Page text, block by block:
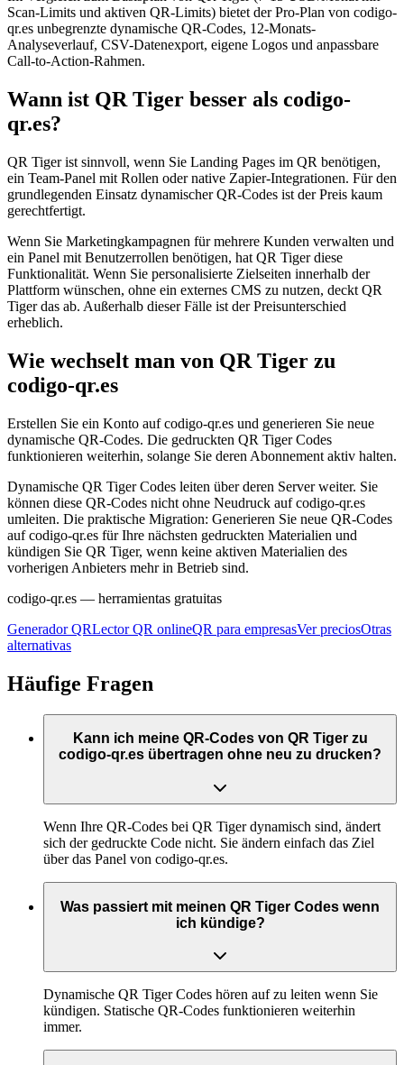
Scan-Limits und aktiven QR-Limits) bietet der Pro-Plan von codigo-
qr.es unbegrenzte dynamische QR-Codes, 12-Monats-
Analyseverlauf, CSV-Datenexport, eigene Logos und anpassbare
Call-to-Action-Rahmen.
Wann ist QR Tiger besser als codigo-
qr.es?
QR Tiger ist sinnvoll, wenn Sie Landing Pages im QR benötigen,
ein Team-Panel mit Rollen oder native Zapier-Integrationen. Für den
grundlegenden Einsatz dynamischer QR-Codes ist der Preis kaum
gerechtfertigt.
Wenn Sie Marketingkampagnen für mehrere Kunden verwalten und
ein Panel mit Benutzerrollen benötigen, hat QR Tiger diese
Funktionalität. Wenn Sie personalisierte Zielseiten innerhalb der
Plattform wünschen, ohne ein externes CMS zu nutzen, deckt QR
Tiger das ab. Außerhalb dieser Fälle ist der Preisunterschied
erheblich.
Wie wechselt man von QR Tiger zu
codigo-qr.es
Erstellen Sie ein Konto auf codigo-qr.es und generieren Sie neue
dynamische QR-Codes. Die gedruckten QR Tiger Codes
funktionieren weiterhin, solange Sie deren Abonnement aktiv halten.
Dynamische QR Tiger Codes leiten über deren Server weiter. Sie
können diese QR-Codes nicht ohne Neudruck auf codigo-qr.es
umleiten. Die praktische Migration: Generieren Sie neue QR-Codes
auf codigo-qr.es für Ihre nächsten gedruckten Materialien und
kündigen Sie QR Tiger, wenn keine aktiven Materialien des
vorherigen Anbieters mehr in Betrieb sind.
codigo-qr.es — herramientas gratuitas
Generador QRLector QR onlineQR para empresasVer preciosOtras
alternativas
Häufige Fragen
Kann ich meine QR-Codes von QR Tiger zu
codigo-qr.es übertragen ohne neu zu drucken?
Wenn Ihre QR-Codes bei QR Tiger dynamisch sind, ändert
sich der gedruckte Code nicht. Sie ändern einfach das Ziel
über das Panel von codigo-qr.es.
Was passiert mit meinen QR Tiger Codes wenn
ich kündige?
Dynamische QR Tiger Codes hören auf zu leiten wenn Sie
kündigen. Statische QR-Codes funktionieren weiterhin
immer.